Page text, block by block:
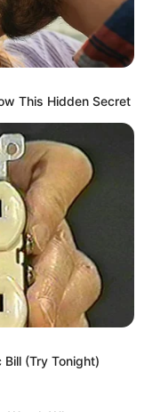
This Hidden Secret
Bill (Try Tonight)